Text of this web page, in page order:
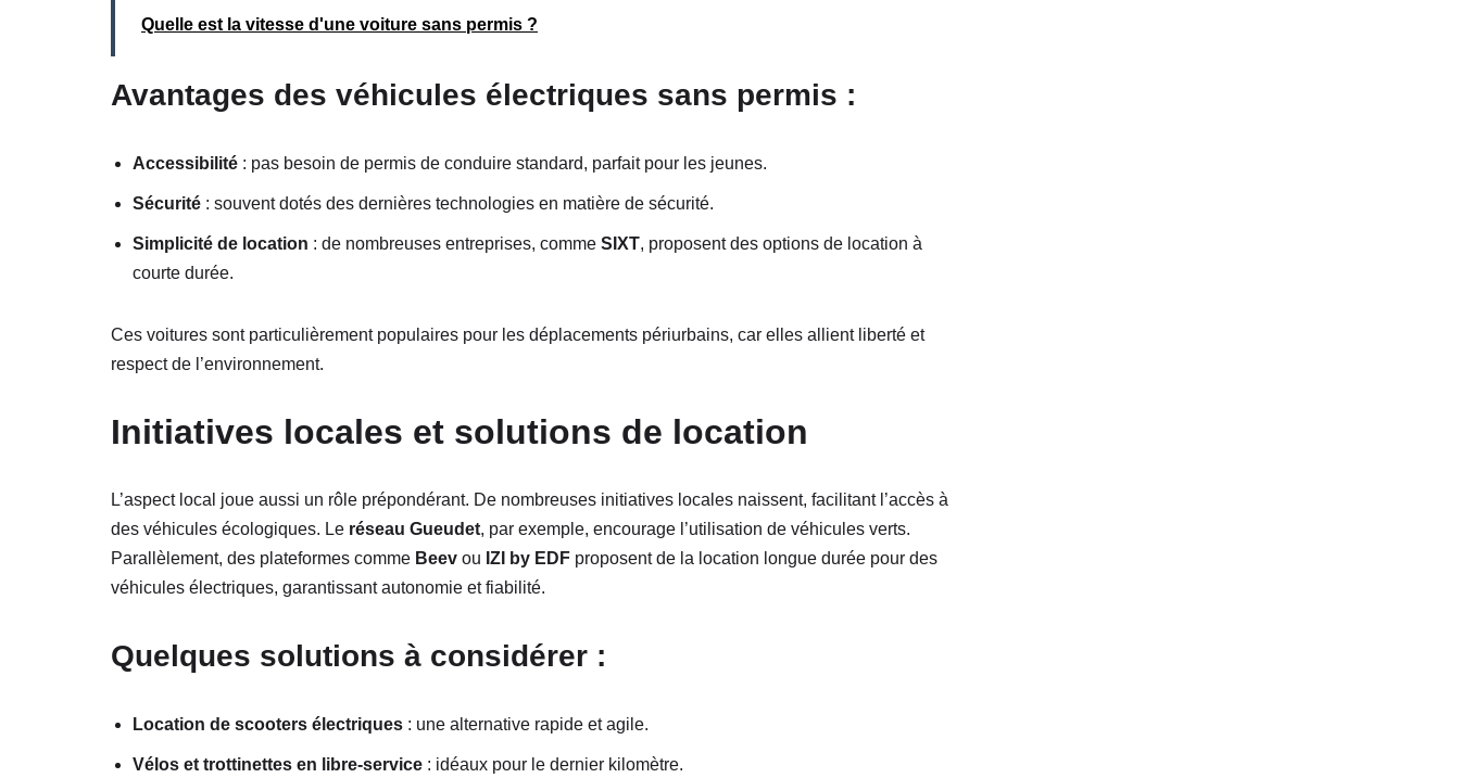
Quelle est la vitesse d'une voiture sans permis ?
Avantages des véhicules électriques sans permis :
Accessibilité : pas besoin de permis de conduire standard, parfait pour les jeunes.
Sécurité : souvent dotés des dernières technologies en matière de sécurité.
Simplicité de location : de nombreuses entreprises, comme SIXT, proposent des options de location à
courte durée.
Ces voitures sont particulièrement populaires pour les déplacements périurbains, car elles allient liberté et
respect de l’environnement.
Initiatives locales et solutions de location
L’aspect local joue aussi un rôle prépondérant. De nombreuses initiatives locales naissent, facilitant l’accès à
des véhicules écologiques. Le réseau Gueudet, par exemple, encourage l’utilisation de véhicules verts.
Parallèlement, des plateformes comme Beev ou IZI by EDF proposent de la location longue durée pour des
véhicules électriques, garantissant autonomie et fiabilité.
Quelques solutions à considérer :
Location de scooters électriques : une alternative rapide et agile.
Vélos et trottinettes en libre-service : idéaux pour le dernier kilomètre.